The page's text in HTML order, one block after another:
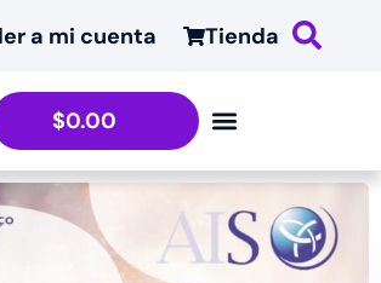
a mi cuenta Tienda
$0.00